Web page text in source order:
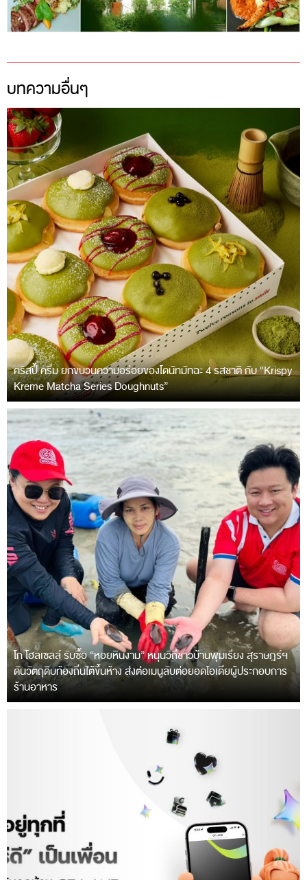
บทความอื่นๆ
คริสปี้ ครีม ยกขบวนความอร่อยของโดนัทมัทฉะ 4 รสชาติ กับ “Krispy
Kreme Matcha Series Doughnuts”
โก โฮลเซลล์ รับซื้อ “หอยหินงาม” หนุนวิถีชาวบ้านพุมเรียง สุราษฎร์ฯ
ดันวัตถุดิบท้องถิ่นใต้ขึ้นห้าง ส่งต่อเมนูลับต่อยอดไอเดียผู้ประกอบการ
ร้านอาหาร